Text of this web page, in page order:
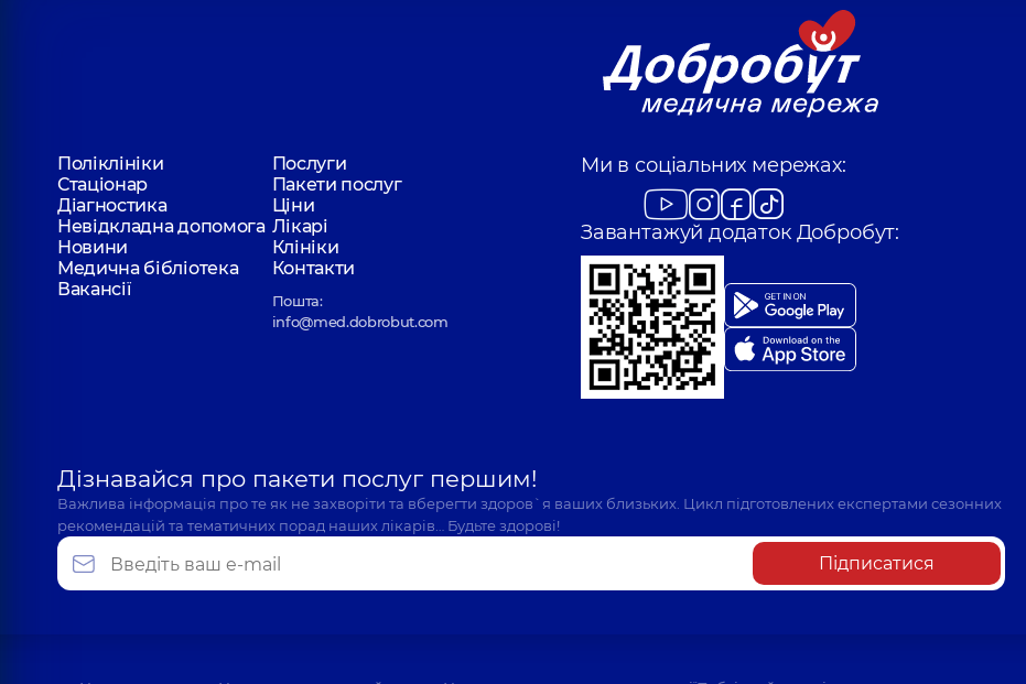
Поліклініки
Послуги
Стаціонар
Пакети послуг
Діагностика
Ціни
Невідкладна допомога Лікарі
Новини
Клініки
Медична бібліотека
Контакти
Вакансії
Пошта:
info@med.dobrobut.com
Ми в соціальних мережах:
Завантажуй додаток Добробут:
Дізнавайся про пакети послуг першим!
Важлива інформація про те як не захворіти та вберегти здоров`я ваших близьких. Цикл підготовлених експертами сезонних
рекомендацій та тематичних порад наших лікарів… Будьте здорові!
Підписатися